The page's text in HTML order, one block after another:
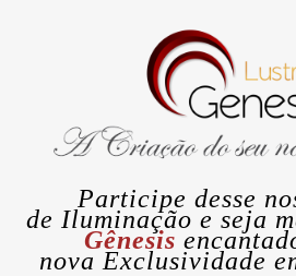
Participe desse
de Iluminação e seja
Gênesis
nova Exclusividade